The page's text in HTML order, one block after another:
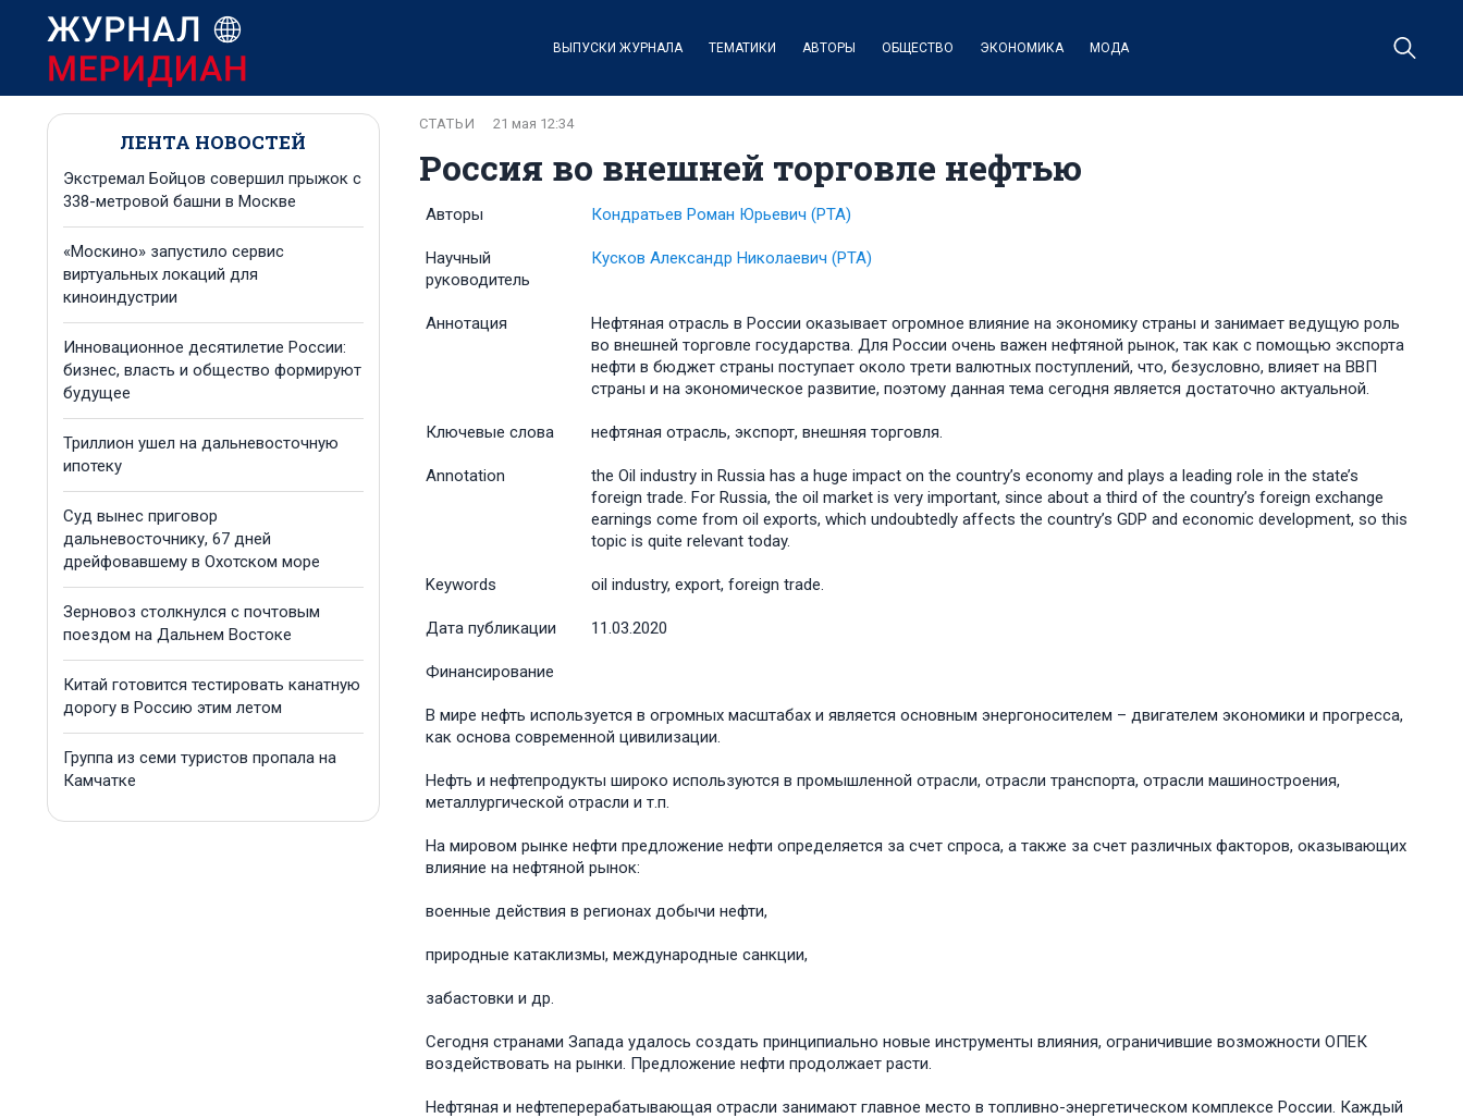
ВЫПУСКИ ЖУРНАЛА ТЕМАТИКИ АВТОРЫ ОБЩЕСТВО ЭКОНОМИКА МОДА
ЛЕНТА НОВОСТЕЙ
Экстремал Бойцов совершил прыжок с
338-метровой башни в Москве
«Москино» запустило сервис
виртуальных локаций для
киноиндустрии
Инновационное десятилетие России:
бизнес, власть и общество формируют
будущее
Триллион ушел на дальневосточную
ипотеку
Суд вынес приговор
дальневосточнику, 67 дней
дрейфовавшему в Охотском море
Зерновоз столкнулся с почтовым
поездом на Дальнем Востоке
Китай готовится тестировать канатную
дорогу в Россию этим летом
Группа из семи туристов пропала на
Камчатке
Россия во внешней торговле нефтью
СТАТЬИ 21 мая 12:34
Авторы Кондратьев Роман Юрьевич(РТА)
Научный
руководитель
Кусков Александр Николаевич(РТА)
Аннотация
Нефтяная отрасль в России оказывает огромное влияние на экономику страны и занимает ведущую роль
во внешней торговле государства. Для России очень важен нефтяной рынок, так как с помощью экспорта
нефти в бюджет страны поступает около трети валютных поступлений, что, безусловно, влияет на ВВП
страны и на экономическое развитие, поэтому данная тема сегодня является достаточно актуальной.
Ключевые слова нефтяная отрасль, экспорт, внешняя торговля.
Annotation
the Oil industry in Russia has a huge impact on the country’s economy and plays a leading role in the state’s
foreign trade. For Russia, the oil market is very important, since about a third of the country’s foreign exchange
earnings come from oil exports, which undoubtedly affects the country’s GDP and economic development, so this
topic is quite relevant today.
Keywords oil industry, export, foreign trade.
Дата публикации 11.03.2020
Финансирование
В мире нефть используется в огромных масштабах и является основным энергоносителем – двигателем экономики и прогресса,
как основа современной цивилизации.
Нефть и нефтепродукты широко используются в промышленной отрасли, отрасли транспорта, отрасли машиностроения,
металлургической отрасли и т.п.
На мировом рынке нефти предложение нефти определяется за счет спроса, а также за счет различных факторов, оказывающих
влияние на нефтяной рынок:
военные действия в регионах добычи нефти,
природные катаклизмы, международные санкции,
забастовки и др.
Сегодня странами Запада удалось создать принципиально новые инструменты влияния, ограничившие возможности ОПЕК
воздействовать на рынки. Предложение нефти продолжает расти.
Нефтяная и нефтеперерабатывающая отрасли занимают главное место в топливно-энергетическом комплексе России. Каждый